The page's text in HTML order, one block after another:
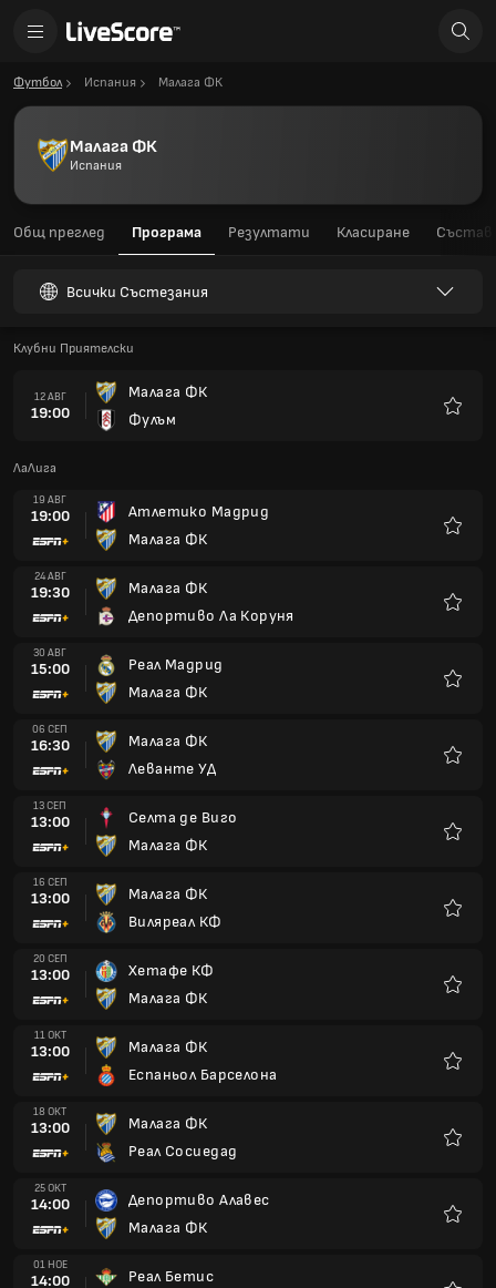
Футбол Испания Малага ФК
Малага ФК
Испания
Общ преглед Програма Резултати Класиране Състав
Всички Състезания
Клубни Приятелски
12 АВГ
19:00
Малага ФК
Фулъм
ЛаЛига
19 АВГ
19:00
Атлетико Мадрид
Малага ФК
24 АВГ
19:30
Малага ФК
Депортиво Ла Коруня
30 АВГ
15:00
Реал Мадрид
Малага ФК
06 СЕП
16:30
Малага ФК
Леванте УД
13 СЕП
13:00
Селта де Виго
Малага ФК
16 СЕП
13:00
Малага ФК
Виляреал КФ
20 СЕП
13:00
Хетафе КФ
Малага ФК
11 ОКТ
13:00
Малага ФК
Еспаньол Барселона
18 ОКТ
13:00
Малага ФК
Реал Сосиедад
25 ОКТ
14:00
Депортиво Алавес
Малага ФК
01 НОЕ
14:00
Реал Бетис